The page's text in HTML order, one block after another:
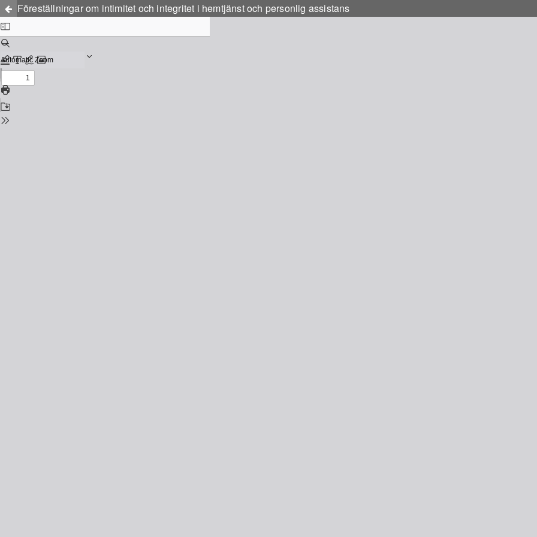
Föreställningar om intimitet och integritet i hemtjänst och personlig assistans